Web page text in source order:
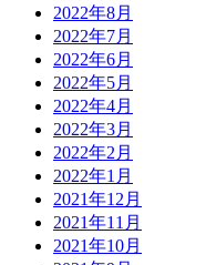
2022年8月
2022年7月
2022年6月
2022年5月
2022年4月
2022年3月
2022年2月
2022年1月
2021年12月
2021年11月
2021年10月